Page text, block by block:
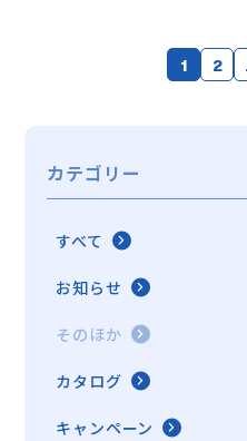
1 2
カテゴリー
すべて
お知らせ
そのほか
カタログ
キャンペーン